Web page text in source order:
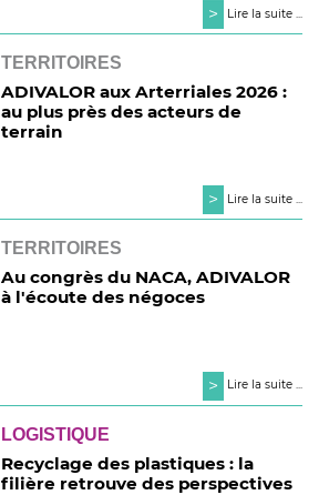
> Lire la suite ...
TERRITOIRES
ADIVALOR aux Arterriales 2026 :
au plus près des acteurs de
terrain
> Lire la suite ...
TERRITOIRES
Au congrès du NACA, ADIVALOR
à l'écoute des négoces
> Lire la suite ...
LOGISTIQUE
Recyclage des plastiques : la
filière retrouve des perspectives